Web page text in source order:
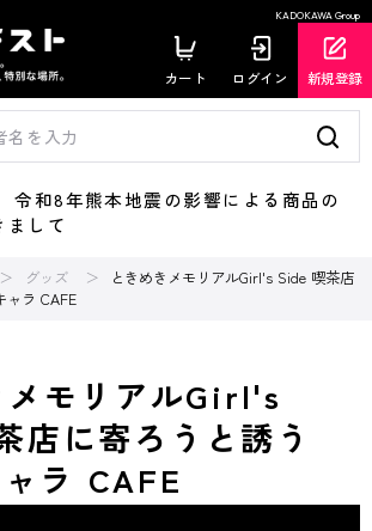
KADOKAWA Group
カート ログイン 新規登録
和8年熊本地震の影響による商品の
まして
グッズ
ときめきメモリアルGirl's Side 喫茶店
ャラ CAFE
メモリアルGirl's
店に寄ろうと誘う
ラ CAFE